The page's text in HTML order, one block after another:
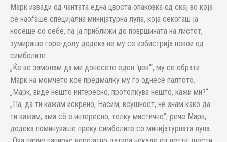
Марк извади од чантата една цврста опаковка од скај во која
се наоѓаше специјална минијатурна лупа, која секогаш ја
носеше со себе, па ја приближи до површината на листот,
зумираше горе-долу додека не му се избистрија некои од
симболите.
„Ќе ве замолам да ми донесете еден ‘џек’“, му се обрати
Марк на момчето кое предмалку му го однесе палтото.
„Марк, виде нешто интересно, протолкува нешто, кажи ми?“
„Па, да ти кажам искрено, Насим, всушност, не знам како да
ти кажам, ама сѐ е интересно, толку мистично“, рече Марк,
додека поминуваше преку симболите со минијатурната лупа.